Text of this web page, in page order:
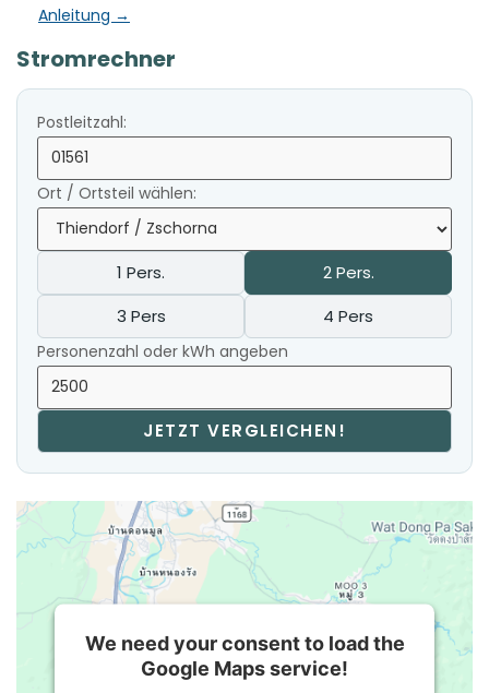
Anleitung →
Stromrechner
Postleitzahl:
Ort / Ortsteil wählen:
1 Pers.
2 Pers.
3 Pers
4 Pers
Personenzahl oder kWh angeben
JETZT VERGLEICHEN!
We need your consent to load the
Google Maps service!